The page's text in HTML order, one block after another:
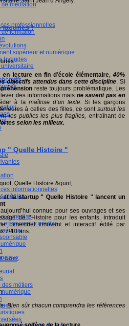
de médiation
professionnelles
formation
supérieur et numérique
hybrides
universitaire
informationnelles
médias
médias
et nouveaux médias
des métiers
numérique
lacunes !
en lecture en fin d’école élémentaire,40%
objectifs attendus dans cette discipline. Si
reste toujours problématique. Les
des informations maisne savent pas en
à lamaîtrise d’un texte. Si les garçons
à celles des filles, ce sont surtout les
les publics les plus fragiles, entraînant de
selon les milieux.
" Quelle Histoire "
et la startup " Quelle Histoire " lancent un
connue pour ses ouvrages et ses
de l’Histoire pour les enfants, introduit
bimestriel innovant et interactif édité par
7-10 ans.
con
Bien sûr chacun comprendra les références